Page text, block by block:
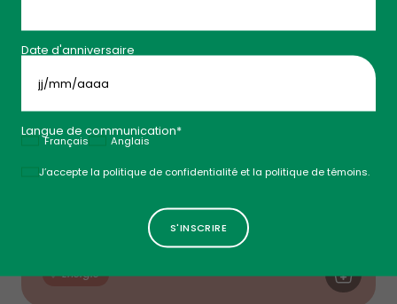
Méthylcobalamine - Cerise
Énergie AJOUTER
Date d'anniversaire
AAAA
Langue de communication*
Français Anglais
Politique
J’accepte la politique de confidentialité et la politique de témoins.